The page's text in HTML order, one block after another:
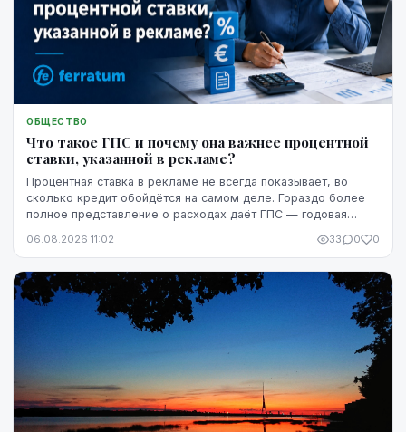
ОБЩЕСТВО
Что такое ГПС и почему она важнее процентной
ставки, указанной в рекламе?
Процентная ставка в рекламе не всегда показывает, во
сколько кредит обойдётся на самом деле. Гораздо более
полное представление о расходах даёт ГПС — годовая
06.08.2026 11:02 33 0 0